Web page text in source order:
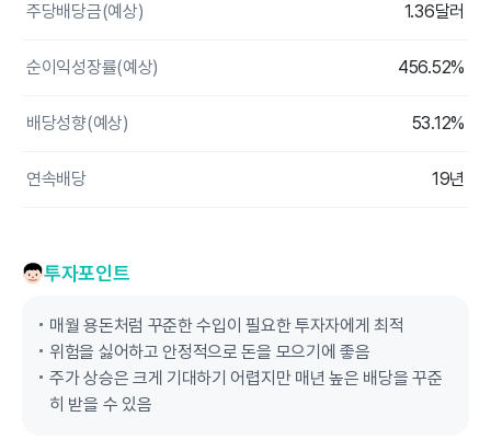
주당배당금(예상) 1.36달러
순이익성장률(예상) 456.52%
배당성향(예상) 53.12%
연속배당 19년
투자포인트
매월 용돈처럼 꾸준한 수입이 필요한 투자자에게 최적
위험을 싫어하고 안정적으로 돈을 모으기에 좋음
주가 상승은 크게 기대하기 어렵지만 매년 높은 배당을 꾸준
히 받을 수 있음